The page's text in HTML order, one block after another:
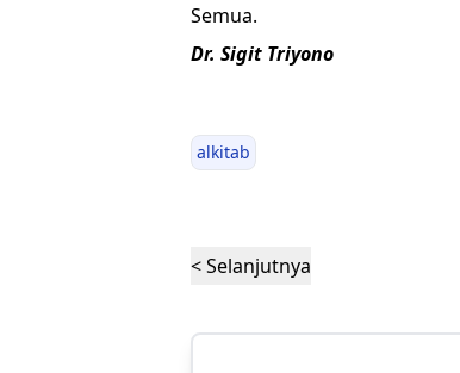
Semua.
Dr. Sigit Triyono
alkitab
< Selanjutnya